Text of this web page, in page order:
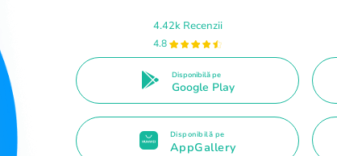
4.42k Recenzii
4.8
Disponibilă pe
Google Play
Disponibilă pe
AppGallery